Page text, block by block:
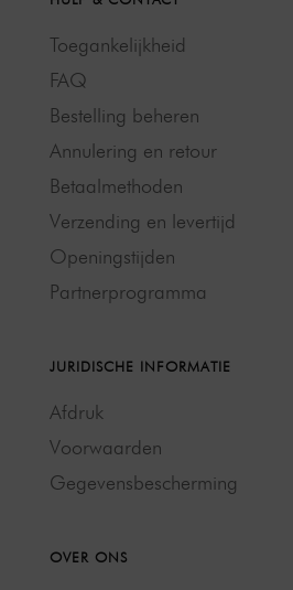
Toegankelijkheid
FAQ
Bestelling beheren
Annulering en retour
Betaalmethoden
Verzending en levertijd
Openingstijden
Partnerprogramma
JURIDISCHE INFORMATIE
Afdruk
Voorwaarden
Gegevensbescherming
OVER ONS